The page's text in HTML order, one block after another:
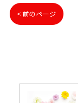
< 前のページ